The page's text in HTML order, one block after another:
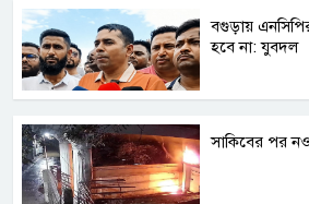
বগুড়ায়
হবে না: যুবদল
সাকিবের পর